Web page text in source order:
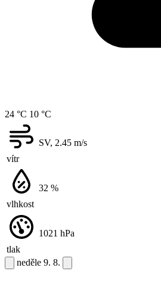
24 °C 10 °C
vítr
SV, 2.45 m/s
vlhkost
32 %
tlak
1021 hPa
neděle 9. 8.